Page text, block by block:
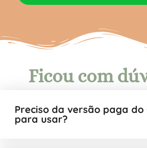
Ficou com
Preciso da versão paga do
para usar?